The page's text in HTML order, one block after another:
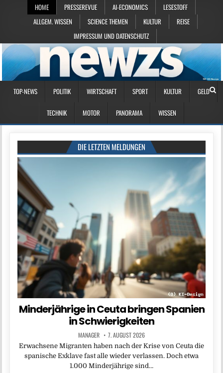
HOME PRESSEREVUE AI-ECONOMICS
LESESTOFF
ALLGEM. WISSEN
SCIENCE THEMEN KULTUR
REISE
IMPRESSUM UND DATENSCHUTZ
TOP-NEWS POLITIK WIRTSCHAFT SPORT KULTUR GELD
TECHNIK MOTOR PANORAMA WISSEN
DIE LETZTEN MELDUNGEN
Minderjährige in Ceuta bringen Spanien
in Schwierigkeiten
MANAGER 7. AUGUST 2026
Erwachsene Migranten haben nach der Krise von Ceuta die
spanische Exklave fast alle wieder verlassen. Doch etwa
1.000 Minderjährige sind…